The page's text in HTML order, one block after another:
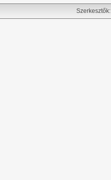
Szerkesztők: